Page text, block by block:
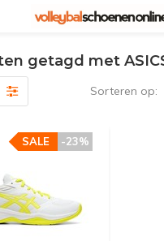
getagd met
Sorteren op:
-23%
SALE